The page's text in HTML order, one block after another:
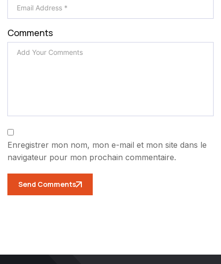
Comments
Enregistrer mon nom, mon e-mail et mon site dans le
navigateur pour mon prochain commentaire.
Send Comments